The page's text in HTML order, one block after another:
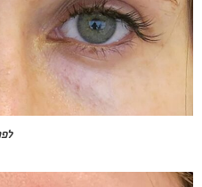
לפני